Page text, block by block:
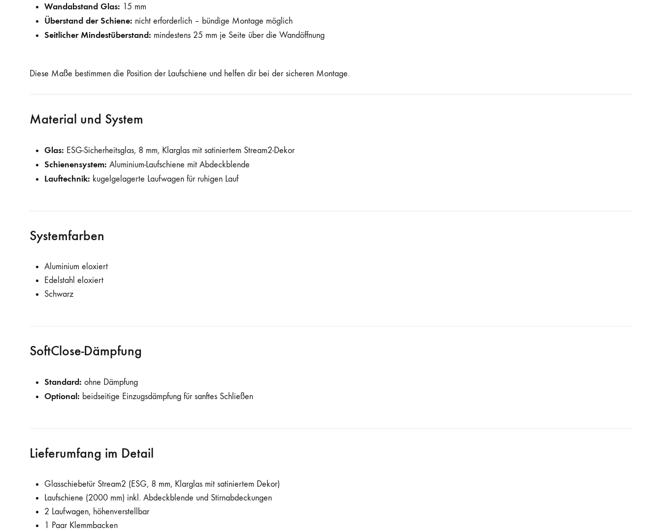
Wandabstand Glas: 15 mm
Überstand der Schiene: nicht erforderlich – bündige Montage möglich
Seitlicher Mindestüberstand: mindestens 25 mm je Seite über die Wandöffnung
Diese Maße bestimmen die Position der Laufschiene und helfen dir bei der sicheren Montage.
Material und System
Glas: ESG-Sicherheitsglas, 8 mm, Klarglas mit satiniertem Stream2-Dekor
Schienensystem: Aluminium-Laufschiene mit Abdeckblende
Lauftechnik: kugelgelagerte Laufwagen für ruhigen Lauf
Systemfarben
Aluminium eloxiert
Edelstahl eloxiert
Schwarz
SoftClose-Dämpfung
Standard: ohne Dämpfung
Optional: beidseitige Einzugsdämpfung für sanftes Schließen
Lieferumfang im Detail
Glasschiebetür Stream2 (ESG, 8 mm, Klarglas mit satiniertem Dekor)
Laufschiene (2000 mm) inkl. Abdeckblende und Stirnabdeckungen
2 Laufwagen, höhenverstellbar
1 Paar Klemmbacken